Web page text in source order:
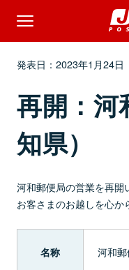
発表日：2023年1月24日
再開：河
知県）
河和郵便局の営業を再開
お客さまのお越しを心か
名称 河和郵